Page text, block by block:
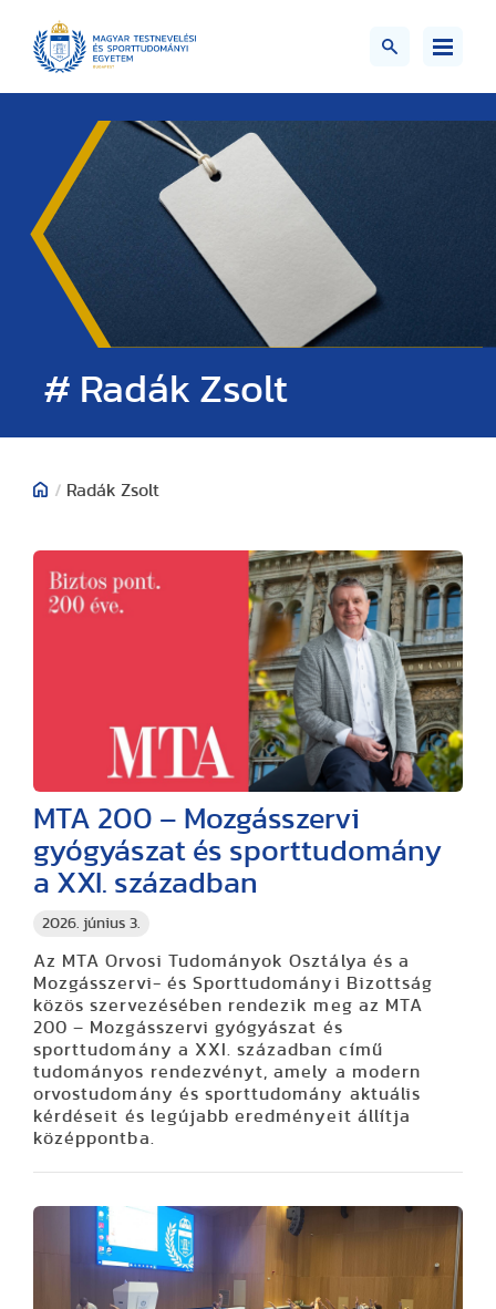
# Radák Zsolt
/ Radák Zsolt
2026. június 3.
MTA 200 – Mozgásszervi
gyógyászat és sporttudomány
a XXI. században
Az MTA Orvosi Tudományok Osztálya és a
Mozgásszervi- és Sporttudományi Bizottság
közös szervezésében rendezik meg az MTA
200 – Mozgásszervi gyógyászat és
sporttudomány a XXI. században című
tudományos rendezvényt, amely a modern
orvostudomány és sporttudomány aktuális
kérdéseit és legújabb eredményeit állítja
középpontba.